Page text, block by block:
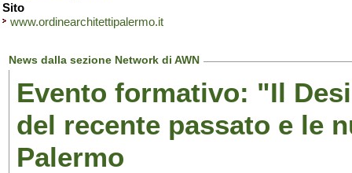
Sito
www.ordinearchitettipalermo.it
News dalla sezione Network di AWN
Evento formativo: "Il
del recente passato e le
Palermo